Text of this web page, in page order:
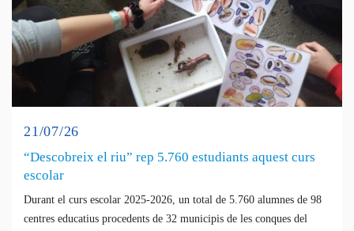
21/07/26
“Descobreix el riu” rep 5.760 estudiants aquest curs
escolar
Durant el curs escolar 2025-2026, un total de 5.760 alumnes de 98
centres educatius procedents de 32 municipis de les conques del